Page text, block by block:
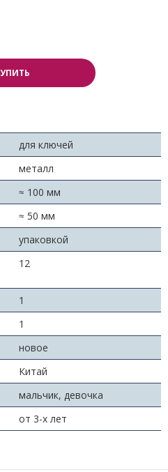
для ключей
металл
≈ 100 мм
≈ 50 мм
упаковкой
12
1
1
новое
Китай
мальчик, девочка
от 3-х лет